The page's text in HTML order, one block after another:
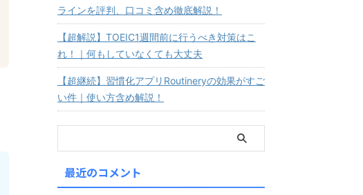
ラインを評判、口コミ含め徹底解説！
【超解説】TOEIC1週間前に行うべき対策はこ
れ！｜何もしていなくても大丈夫
【超継続】習慣化アプリRoutineryの効果がすご
い件｜使い方含め解説！
最近のコメント